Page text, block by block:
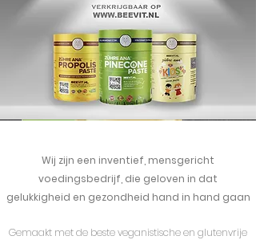
Wij zijn een inventief, mensgericht
voedingsbedrijf, die geloven in dat
gelukkigheid en gezondheid hand in hand gaan
Gemaakt met de beste veganistische en glutenvrije